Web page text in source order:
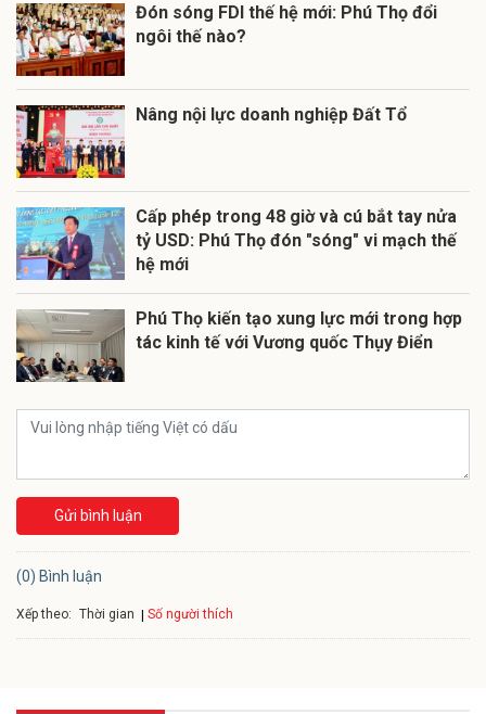
Đón sóng FDI thế hệ mới: Phú Thọ đổi
ngôi thế nào?
Nâng nội lực doanh nghiệp Đất Tổ
Cấp phép trong 48 giờ và cú bắt tay nửa
tỷ USD: Phú Thọ đón "sóng" vi mạch thế
hệ mới
Phú Thọ kiến tạo xung lực mới trong hợp
tác kinh tế với Vương quốc Thụy Điển
Gửi bình luận
(0) Bình luận
Xếp theo: Thời gian Số người thích